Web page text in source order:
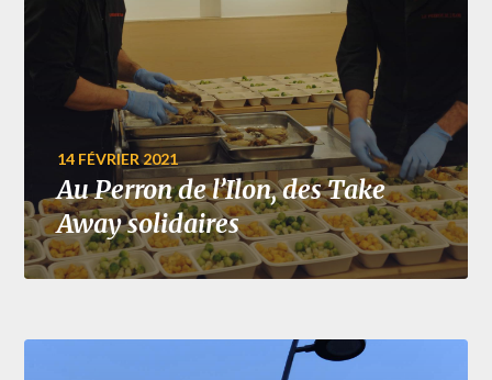
14 FÉVRIER 2021
Au Perron de l’Ilon, des Take
Away solidaires